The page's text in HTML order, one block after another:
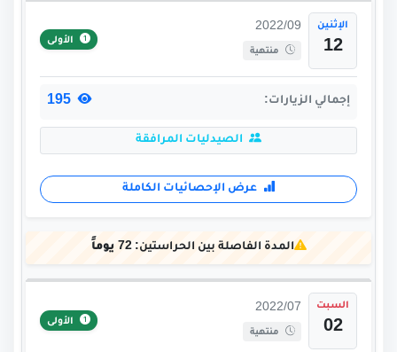
الإثنين
12
2022/09
منتهية
الأولى
إجمالي الزيارات:
الصيدليات المرافقة
عرض الإحصائيات الكاملة
المدة الفاصلة بين الحراستين:72 يوماً
السبت
02
2022/07
منتهية
الأولى